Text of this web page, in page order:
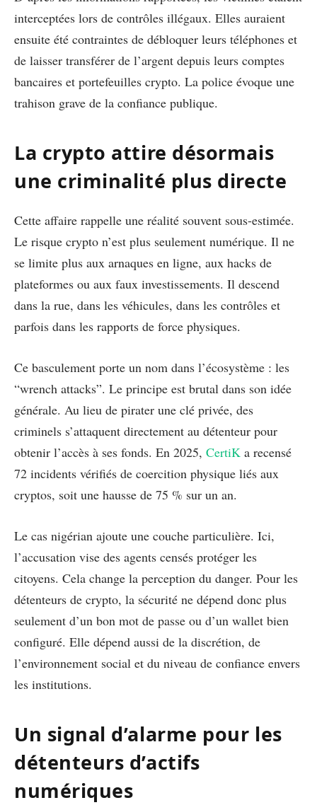
interceptées lors de contrôles illégaux. Elles auraient
ensuite été contraintes de débloquer leurs téléphones et
de laisser transférer de l’argent depuis leurs comptes
bancaires et portefeuilles crypto. La police évoque une
trahison grave de la confiance publique.
La crypto attire désormais
une criminalité plus directe
Cette affaire rappelle une réalité souvent sous-estimée.
Le risque crypto n’est plus seulement numérique. Il ne
se limite plus aux arnaques en ligne, aux hacks de
plateformes ou aux faux investissements. Il descend
dans la rue, dans les véhicules, dans les contrôles et
parfois dans les rapports de force physiques.
Ce basculement porte un nom dans l’écosystème : les
“wrench attacks”. Le principe est brutal dans son idée
générale. Au lieu de pirater une clé privée, des
criminels s’attaquent directement au détenteur pour
obtenir l’accès à ses fonds. En 2025, CertiK a recensé
72 incidents vérifiés de coercition physique liés aux
cryptos, soit une hausse de 75 % sur un an.
Le cas nigérian ajoute une couche particulière. Ici,
l’accusation vise des agents censés protéger les
citoyens. Cela change la perception du danger. Pour les
détenteurs de crypto, la sécurité ne dépend donc plus
seulement d’un bon mot de passe ou d’un wallet bien
configuré. Elle dépend aussi de la discrétion, de
l’environnement social et du niveau de confiance envers
les institutions.
Un signal d’alarme pour les
détenteurs d’actifs
numériques